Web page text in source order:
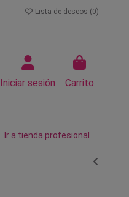
Lista de deseos (0)
Iniciar sesión Carrito
Ir a tienda profesional